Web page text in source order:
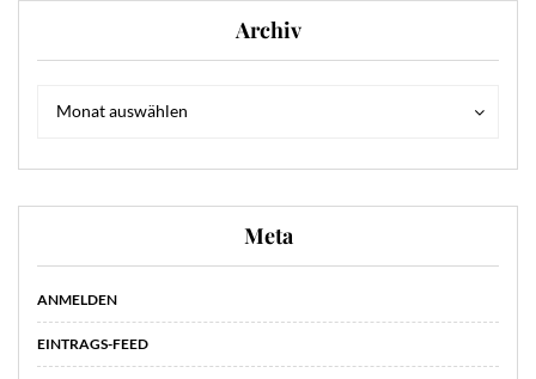
Archiv
Monat auswählen
Meta
ANMELDEN
EINTRAGS-FEED